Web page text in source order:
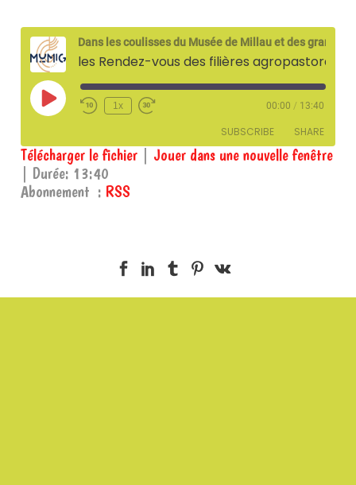
Play
Episode
1x 00:00 / 13:40
SUBSCRIBE SHARE
RSS
SHARE
Télécharger le fichier
Jouer dans une nouvelle fenêtre
Durée: 13:40
Abonnement : RSS